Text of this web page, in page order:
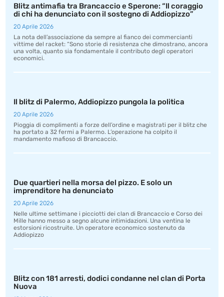
Blitz antimafia tra Brancaccio e Sperone: “Il coraggio
di chi ha denunciato con il sostegno di Addiopizzo”
20 Aprile 2026
La nota dell’associazione da sempre al fianco dei commercianti
vittime del racket: “Sono storie di resistenza che dimostrano, ancora
una volta, quanto sia fondamentale il contributo degli operatori
economici.
Il blitz di Palermo, Addiopizzo pungola la politica
20 Aprile 2026
Pioggia di complimenti a forze dell’ordine e magistrati per il blitz che
ha portato a 32 fermi a Palermo. L’operazione ha colpito il
mandamento mafioso di Brancaccio.
Due quartieri nella morsa del pizzo. E solo un
imprenditore ha denunciato
20 Aprile 2026
Nelle ultime settimane i picciotti dei clan di Brancaccio e Corso dei
Mille hanno messo a segno alcune intimidazioni. Una ventina le
estorsioni ricostruite. Un operatore economico sostenuto da
Addiopizzo
Blitz con 181 arresti, dodici condanne nel clan di Porta
Nuova